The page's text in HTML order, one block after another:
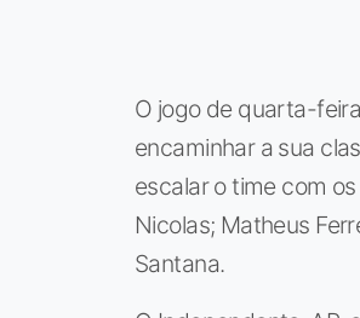
O jogo de quarta-
encaminhar a sua
escalar o time com
Nicolas; Matheus
Santana.